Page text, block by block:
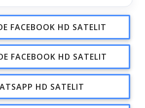
FACEBOOK HD SATELIT
FACEBOOK HD SATELIT
HD SATELIT